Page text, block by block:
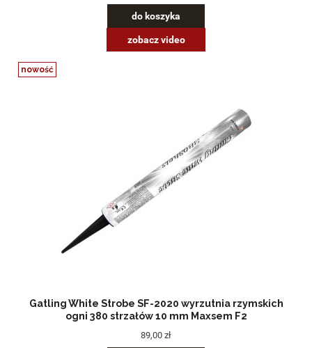
do koszyka
zobacz video
Gatling White Strobe SF-2020 wyrzutnia rzymskich
ogni 380 strzałów 10 mm Maxsem F2
89,00 zł
nowość